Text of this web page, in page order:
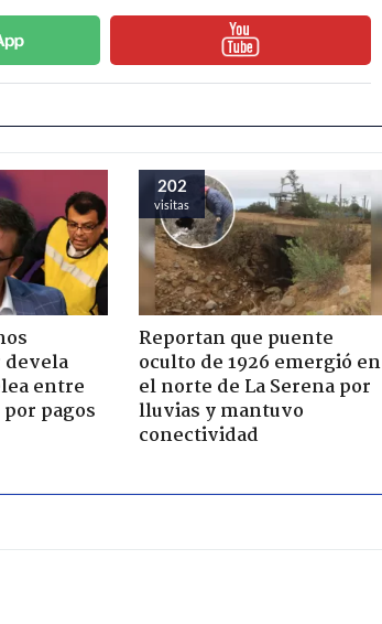
entre
pagos
202
visitas
Reportan que puente
oculto de 1926 emergió en
el norte de La Serena por
lluvias y mantuvo
conectividad